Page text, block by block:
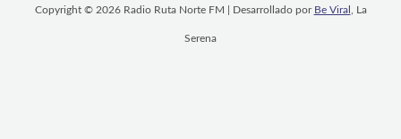
Copyright © 2026 Radio Ruta Norte FM | Desarrollado por Be Viral , La
Serena